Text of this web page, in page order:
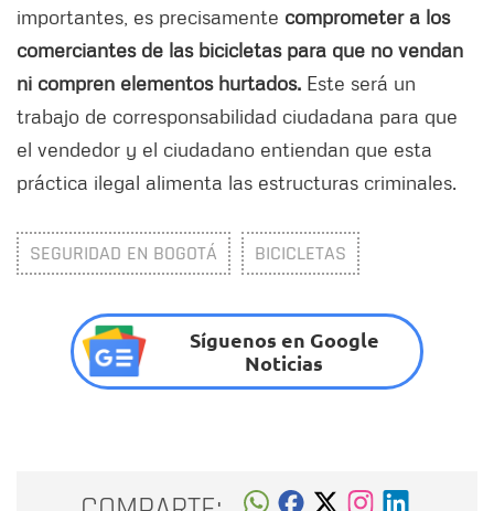
importantes, es precisamente comprometer a los
comerciantes de las bicicletas para que no vendan
ni compren elementos hurtados. Este será un
trabajo de corresponsabilidad ciudadana para que
el vendedor y el ciudadano entiendan que esta
práctica ilegal alimenta las estructuras criminales.
SEGURIDAD EN BOGOTÁ BICICLETAS
Síguenos en Google
Noticias